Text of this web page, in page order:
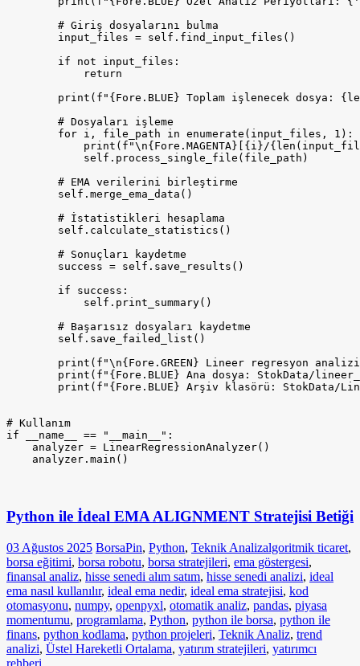
Python ile İdeal EMA ALIGNMENT Stratejisi Betiği
03 Ağustos 2025 BorsaPin, Python, Teknik Analizalgoritmik ticaret,
borsa eğitimi, borsa robotu, borsa stratejileri, ema göstergesi,
finansal analiz, hisse senedi alım satım, hisse senedi analizi, ideal
ema nasıl kullanılır, ideal ema nedir, ideal ema stratejisi, kod
otomasyonu, numpy, openpyxl, otomatik analiz, pandas, piyasa
momentumu, programlama, Python, python ile borsa, python ile
finans, python kodlama, python projeleri, Teknik Analiz, trend
analizi, Üstel Hareketli Ortalama, yatırım stratejileri, yatırımcı
rehberi